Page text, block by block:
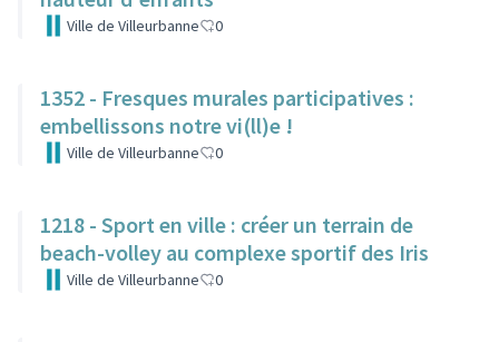
Ville de Villeurbanne 0
1352 - Fresques murales participatives :
embellissons notre vi(ll)e !
Ville de Villeurbanne 0
1218 - Sport en ville : créer un terrain de
beach-volley au complexe sportif des Iris
Ville de Villeurbanne 0